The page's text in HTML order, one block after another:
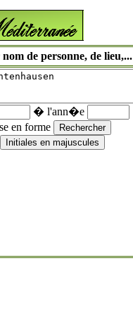
de personne, de lieu,...
� l'ann�e
en forme